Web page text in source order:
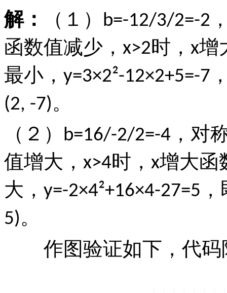
解：
（１） b=-12/3/2=-2
函数值减少， x>2时， x增
最小， y=3×2²-12×2+5=-7
(2, -7)。
（２）
b=16/-2/2=-4 ，对
值增大， x>4时， x增大函
大， y=-2×4²+16×4-27=5
5)。
作图验证如下，代码